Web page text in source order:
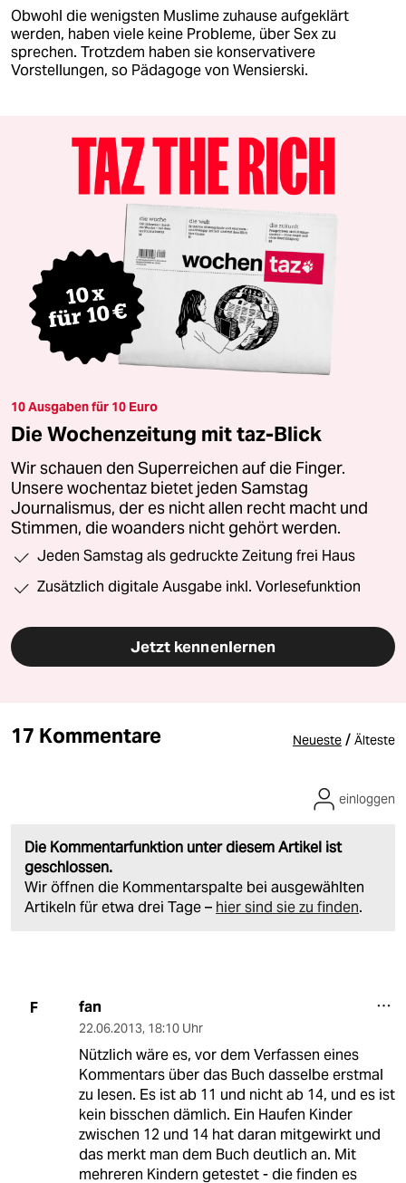
Obwohl die wenigsten Muslime zuhause aufgeklärt
werden, haben viele keine Probleme, über Sex zu
sprechen. Trotzdem haben sie konservativere
Vorstellungen, so Pädagoge von Wensierski.
10 Ausgaben für 10 Euro
Die Wochenzeitung mit taz-Blick
Wir schauen den Superreichen auf die Finger.
Unsere wochentaz bietet jeden Samstag
Journalismus, der es nicht allen recht macht und
Stimmen, die woanders nicht gehört werden.
Jeden Samstag als gedruckte Zeitung frei Haus
Zusätzlich digitale Ausgabe inkl. Vorlesefunktion
Jetzt kennenlernen
17 Kommentare Neueste / Älteste
Die Kommentarfunktion unter diesem Artikel ist
geschlossen.
Wir öffnen die Kommentarspalte bei ausgewählten
Artikeln für etwa drei Tage – hier sind sie zu finden.
einloggen
F fan
22.06.2013, 18:10 Uhr
Nützlich wäre es, vor dem Verfassen eines
Kommentars über das Buch dasselbe erstmal
zu lesen. Es ist ab 11 und nicht ab 14, und es ist
kein bisschen dämlich. Ein Haufen Kinder
zwischen 12 und 14 hat daran mitgewirkt und
das merkt man dem Buch deutlich an. Mit
mehreren Kindern getestet - die finden es